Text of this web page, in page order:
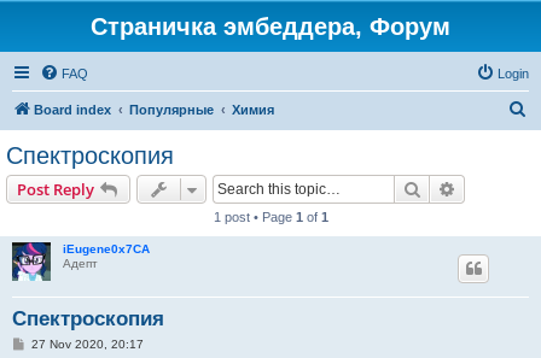
Страничка эмбеддера, Форум
FAQ Login
Board index Популярные Химия
Спектроскопия
Post Reply Search
1 post • Page 1 of 1
iEugene0x7CA
Адепт
Спектроскопия
P27 Nov 2020, 20:17